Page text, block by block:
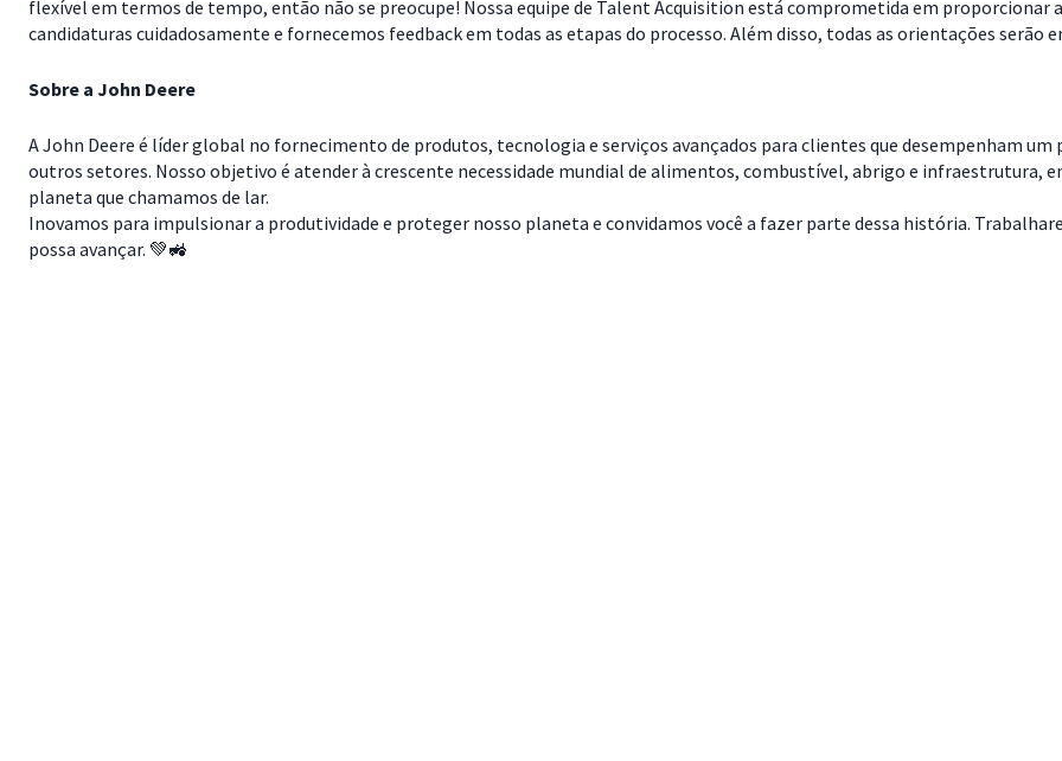
flexível em termos de tempo, então não se preocupe! Nossa equipe de Talent Acquisition está comprometida em proporcionar
candidaturas cuidadosamente e fornecemos feedback em todas as etapas do processo. Além disso, todas as orientações serão
Sobre a John Deere
A John Deere é líder global no fornecimento de produtos, tecnologia e serviços avançados para clientes que desempenham
outros setores. Nosso objetivo é atender à crescente necessidade mundial de alimentos, combustível, abrigo e infraestrutura,
planeta que chamamos de lar.
Inovamos para impulsionar a produtividade e proteger nosso planeta e convidamos você a fazer parte dessa história.
possa avançar. 💚🚜